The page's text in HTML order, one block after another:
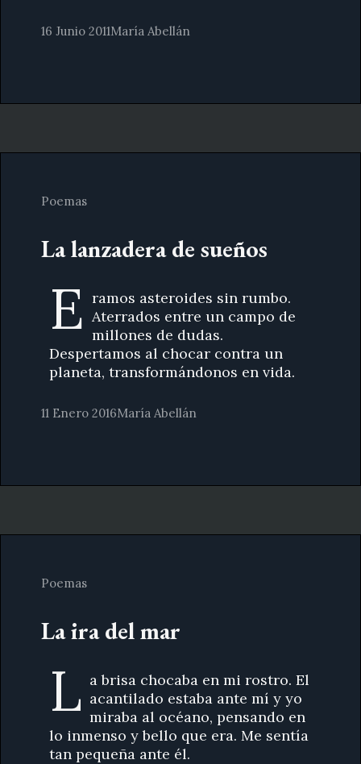
16 Junio 2011María Abellán
Poemas
La lanzadera de sueños
E ramos asteroides sin rumbo.
Aterrados entre un campo de
millones de dudas.
Despertamos al chocar contra un
planeta, transformándonos en vida.
11 Enero 2016María Abellán
Poemas
La ira del mar
L a brisa chocaba en mi rostro. El
acantilado estaba ante mí y yo
miraba al océano, pensando en
lo inmenso y bello que era. Me sentía
tan pequeña ante él.